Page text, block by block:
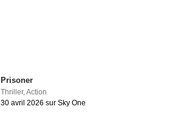
Prisoner
Thriller,Action
30 avril 2026 sur Sky One